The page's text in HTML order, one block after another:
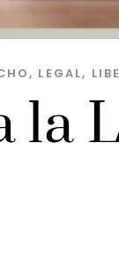
la
, LEGAL,